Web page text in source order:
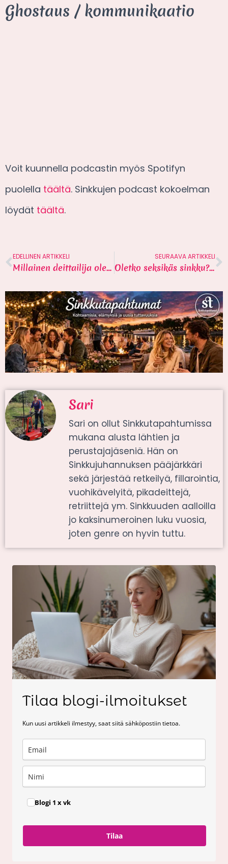
Ghostaus / kommunikaatio
Voit kuunnella podcastin myös Spotifyn
puolella täältä. Sinkkujen podcast kokoelman
löydät täältä.
EDELLINEN ARTIKKELI
Millainen deittailija olet? Selvitä 8 kysymyksen avulla
SEURAAVA ARTIKKELI
Oletko seksikäs sinkku? Selvitä 7 kysymyksen avulla
Sari
Sari on ollut Sinkkutapahtumissa
mukana alusta lähtien ja
perustajajäseniä. Hän on
Sinkkujuhannuksen pääjärkkäri
sekä järjestää retkeilyä, fillarointia,
vuohikävelyitä, pikadeittejä,
retriittejä ym. Sinkkuuden aalloilla
jo kaksinumeroinen luku vuosia,
joten genre on hyvin tuttu.
Tilaa blogi-ilmoitukset
Kun uusi artikkeli ilmestyy, saat siitä sähköpostiin tietoa.
Blogi 1 x vk
Tilaa